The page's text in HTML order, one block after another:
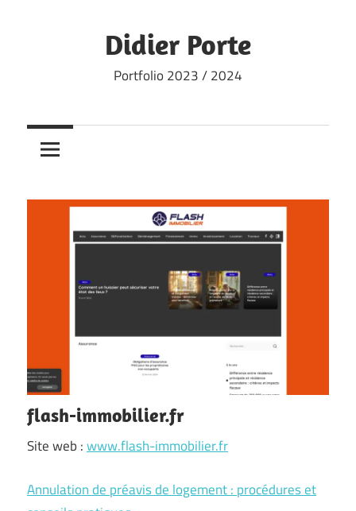
Didier Porte
Portfolio 2023 / 2024
flash-immobilier.fr
Site web :www.flash-immobilier.fr
Annulation de préavis de logement : procédures et